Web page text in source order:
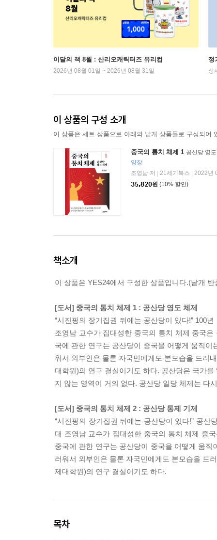
이달의 책 8월 : 산리오캐릭터즈 유리컵
2026년 08월 01일 ~ 2026년 08월 31일
정
상
이 상품의 구성 소개
이 상품은 세트 상품으로 아래의 낱개 상품들로 구성되어
중국의 통치 체제 1 공산당 영
양장
조영남 저
21세기북스
2022년
35,820원 (10% 할인)
책소개
이 상품은 YES24에서 구성한 상품입니다.(낱개 반
[도서] 중국의 통치 체제 1 : 공산당 영도 체제
“시진핑의 장기집권 뒤에는 공산당이 있다!” 100
조영남 교수가 집대성한 중국의 통치 체제 중국
국에 관한 연구는 공산당이 중국을 어떻게 움직
워서 외부인은 물론 자국민에게도 본모습을 드러
대학원)의 연구 결실이기도 하다. 공산당은 국가를
지 않는 영역이 거의 없다. 공산당 일당 체제는 다
[도서] 중국의 통치 체제 2 : 공산당 통제 기제
“시진핑의 장기집권 뒤에는 공산당이 있다!” 공산
대 조영남 교수가 집대성한 중국의 통치 체제 중
중국에 관한 연구는 공산당이 중국을 어떻게 움
러워서 외부인은 물론 자국민에게도 본모습을 드
제대학원)의 연구 결실이기도 하다.
목차